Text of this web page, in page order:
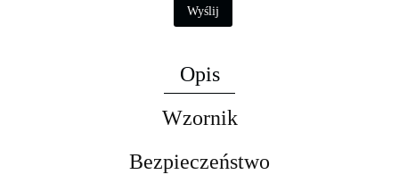
Wyślij
Opis
Wzornik
Bezpieczeństwo